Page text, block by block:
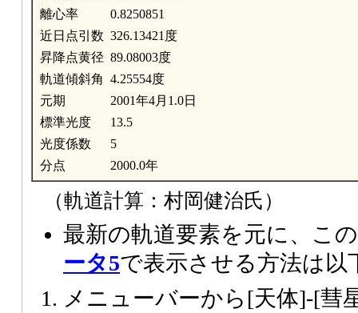
離心率
0.8250851
近日点引数 326.13421度
昇降点黄径 89.08003度
軌道傾斜角 4.25554度
元期
2001年4月1.0日
標準光度
13.5
光度係数
5
分点
2000.0年
（軌道計算：村岡健治氏）
最新の軌道要素を元に、こ
ータ5で表示させる方法は以
メニューバーから[天体]-[彗